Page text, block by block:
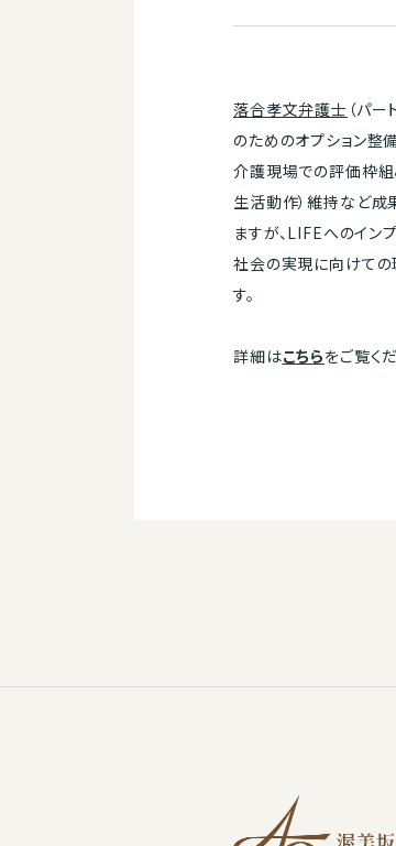
落合孝文弁護士 （パ
のためのオプション整
介護現場での評価枠
生活動作）維持など
ますが、LIFEへのイン
社会の実現に向けての
す。
詳細はこちらをご覧く